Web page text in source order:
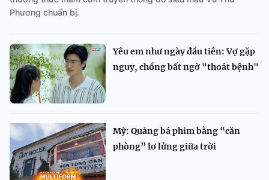
Phương chuẩn bị.
Yêu em như ngày đầu tiên: Vợ gặp
nguy, chồng bất ngờ "thoát bệnh"
Mỹ: Quảng bá phim bằng “căn
phòng” lơ lửng giữa trời